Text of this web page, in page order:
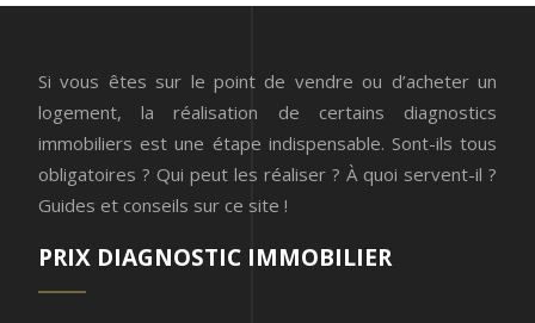
Si vous êtes sur le point de vendre ou d’acheter un
logement, la réalisation de certains diagnostics
immobiliers est une étape indispensable. Sont-ils tous
obligatoires ? Qui peut les réaliser ? À quoi servent-il ?
Guides et conseils sur ce site !
PRIX DIAGNOSTIC IMMOBILIER